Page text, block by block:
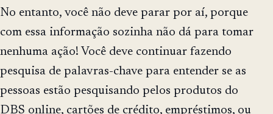
No entanto, você não deve parar por aí, porque
com essa informação sozinha não dá para tomar
nenhuma ação! Você deve continuar fazendo
pesquisa de palavras-chave para entender se as
pessoas estão pesquisando pelos produtos do
DBS online, cartões de crédito, empréstimos, ou